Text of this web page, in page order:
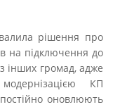
рішення про
на підключення до
інших громад, адже
КП
оновлюють